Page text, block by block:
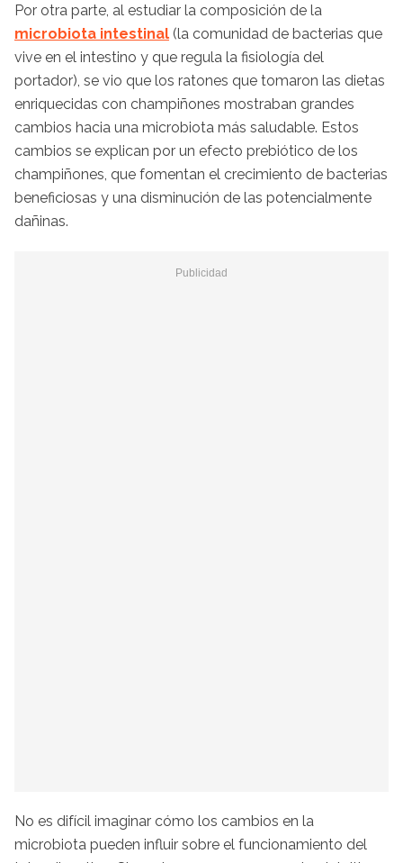
Por otra parte, al estudiar la composición de la
microbiota intestinal (la comunidad de bacterias que
vive en el intestino y que regula la fisiología del
portador), se vio que los ratones que tomaron las dietas
enriquecidas con champiñones mostraban grandes
cambios hacia una microbiota más saludable. Estos
cambios se explican por un efecto prebiótico de los
champiñones, que fomentan el crecimiento de bacterias
beneficiosas y una disminución de las potencialmente
dañinas.
No es difícil imaginar cómo los cambios en la
microbiota pueden influir sobre el funcionamiento del